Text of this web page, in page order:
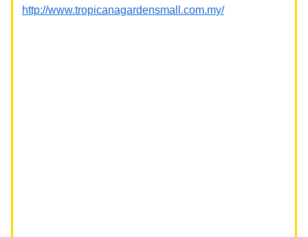
http://www.tropicanagardensmall.com.my/